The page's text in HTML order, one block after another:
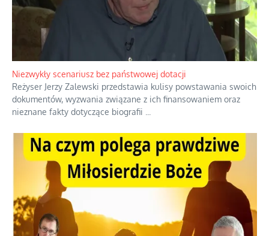
Niezwykły scenariusz bez państwowej dotacji
Reżyser Jerzy Zalewski przedstawia kulisy powstawania swoich
dokumentów, wyzwania związane z ich finansowaniem oraz
nieznane fakty dotyczące biografii